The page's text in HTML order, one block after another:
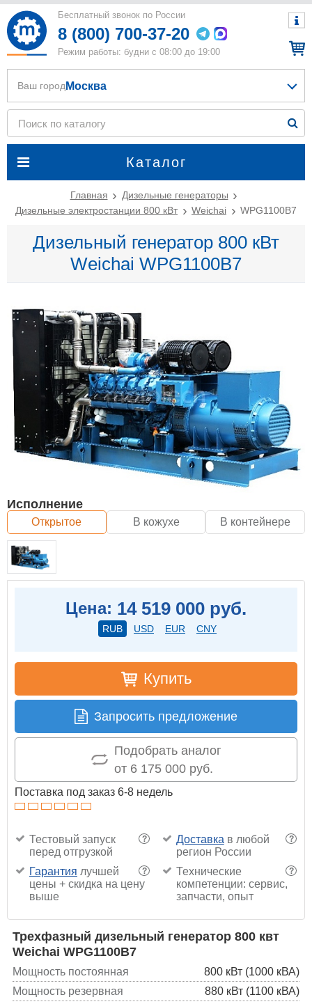
Бесплатный звонок по России
8 (800) 700-37-20
Режим работы: будни с 08:00 до 19:00
Каталог
Ваш город Москва
Главная
Дизельные генераторы
Дизельные электростанции 800 кВт
Weichai WPG1100B7
Дизельный генератор 800 кВт
Weichai WPG1100B7
Исполнение
Открытое В кожухе В контейнере
Цена: 14 519 000 руб.
RUB USD EUR CNY
Купить
Запросить предложение
Подобрать аналог
от 6 175 000 руб.
Поставка под заказ 6-8 недель
?
Тестовый запуск
перед отгрузкой
?
Доставка в любой
регион России
?
Гарантия лучшей
цены + скидка на цену
выше
?
Технические
компетенции: сервис,
запчасти, опыт
Трехфазный дизельный генератор 800 квт
Weichai WPG1100B7
Мощность постоянная
800 кВт (1000 кВА)
Мощность резервная
880 кВт (1100 кВА)